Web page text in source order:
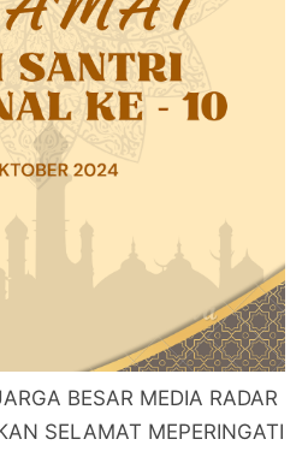
BESAR MEDIA RADAR
SELAMAT MEPERINGATI